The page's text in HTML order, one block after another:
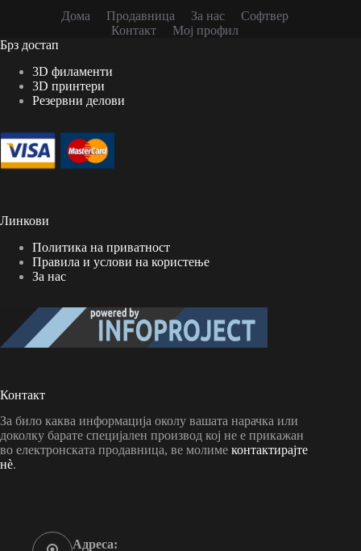
Дома Продавница За нас
Софтвер
Контакт
Мој профил
Брз достап
3D филаменти
3D принтери
Резервни делови
Линкови
Политика на приватност
Правила и услови на користење
За нас
Контакт
За било каква информација околу вашата нарачка или
доколку барате специјален производ кој не е прикажан
во електронската продавница, ве молиме контактирајте
нè.
Адреса: